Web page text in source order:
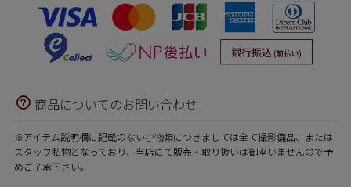
商品についてのお問い合わせ
※アイテム説明欄に記載のない小物類につきましては全て撮影備品、または
スタッフ私物となっており、当店にて販売・取り扱いは御座いませんので予
めご了承下さい。